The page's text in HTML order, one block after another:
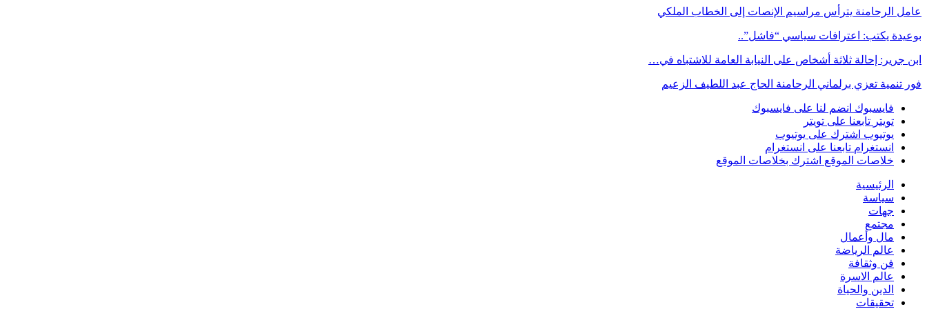
عامل الرحامنة يترأس مراسيم الإنصات إلى الخطاب الملكي
بوعيدة يكتب: اعترافات سياسي “فاشل”..
ابن جرير: إحالة ثلاثة أشخاص على النيابة العامة للاشتباه في…
فور تنمية تعزي برلماني الرحامنة الحاج عبد اللطيف الزعيم
فايسبوك انضم لنا على فايسبوك
تويتر تابعنا على تويتر
يوتيوب اشترك على يوتيوب
انستغرام تابعنا على انستغرام
خلاصات الموقع اشترك بخلاصات الموقع
الرئيسية
سياسة
جهات
مجتمع
مال وأعمال
عالم الرياضة
فن وثقافة
عالم الاسرة
الدين والحياة
تحقيقات